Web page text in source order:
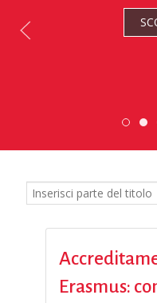
Inserisci parte del titolo
Erasmus: